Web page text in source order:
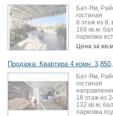
Бат-Ям,
гостиная
8 этаж из 8,
168 кв.м,
парковка
Цена за
Продажа: Квартира 4 комн.
Бат-Ям,
гостиная
18 этаж из
132 кв.м,
парковка